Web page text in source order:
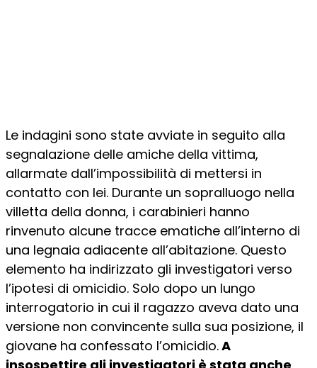
Le indagini sono state avviate in seguito alla
segnalazione delle amiche della vittima,
allarmate dall’impossibilità di mettersi in
contatto con lei. Durante un sopralluogo nella
villetta della donna, i carabinieri hanno
rinvenuto alcune tracce ematiche all’interno di
una legnaia adiacente all’abitazione. Questo
elemento ha indirizzato gli investigatori verso
l’ipotesi di omicidio. Solo dopo un lungo
interrogatorio in cui il ragazzo aveva dato una
versione non convincente sulla sua posizione, il
giovane ha confessato l’omicidio.A